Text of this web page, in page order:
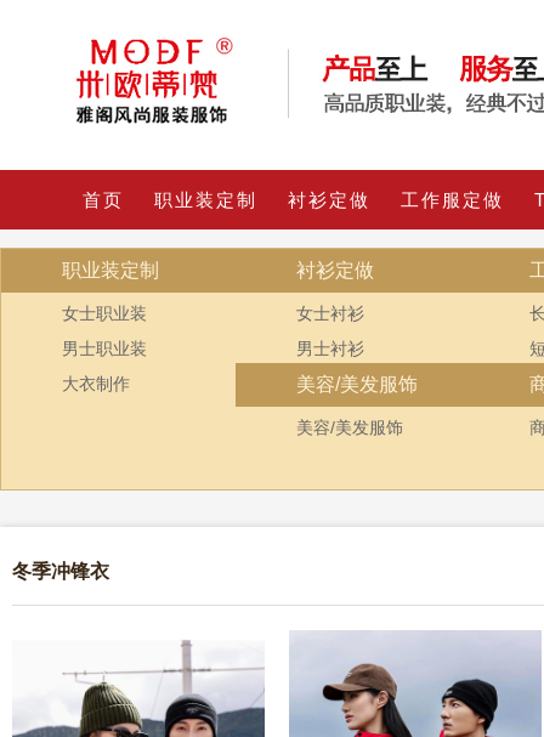
首页 职业装定制 衬衫定做 工作服定做
职业装定制
女士职业装
男士职业装
大衣制作
衬衫定做
女士衬衫
男士衬衫
美容/美发服饰
美容/美发服饰
冬季冲锋衣